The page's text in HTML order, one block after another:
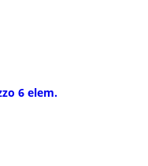
6 elem.